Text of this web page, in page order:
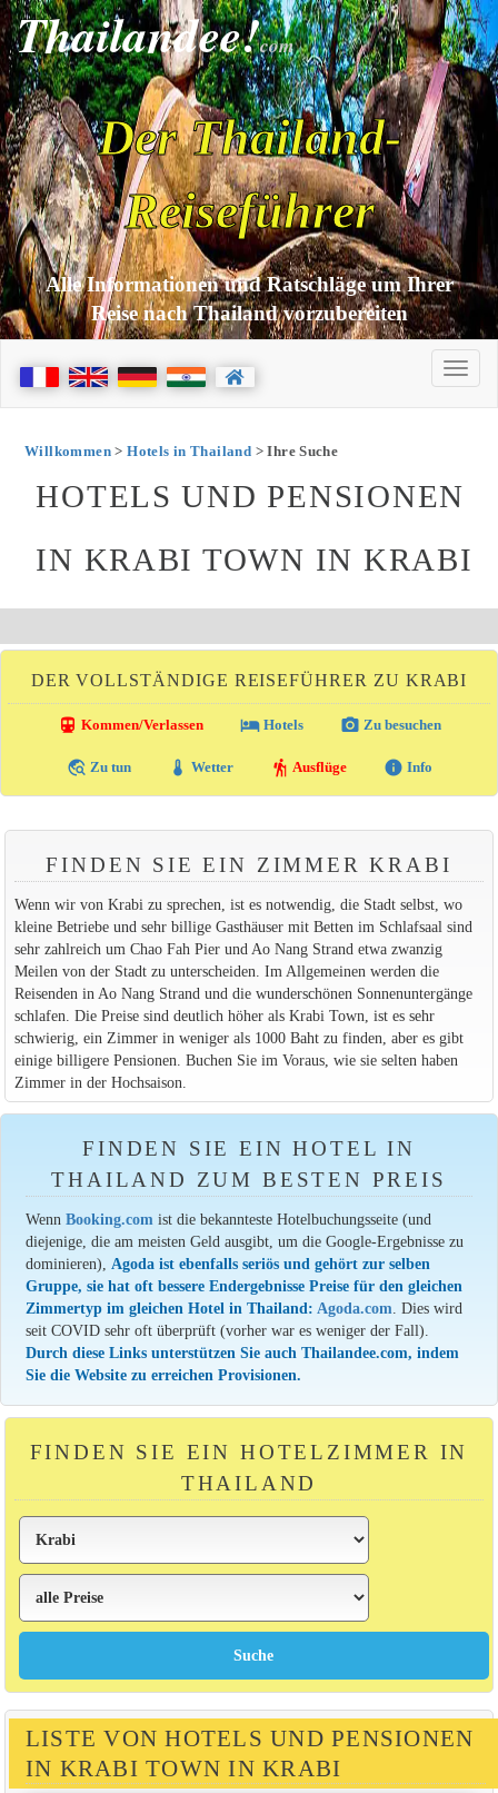
Thailandee!com
Der Thailand-
Reiseführer
Alle Informationen und Ratschläge um Ihrer
Reise nach Thailand vorzubereiten
Willkommen>Hotels in Thailand > Ihre Suche
HOTELS UND PENSIONEN
IN KRABI TOWN IN KRABI
DER VOLLSTÄNDIGE REISEFÜHRER ZU KRABI
directions_transit Kommen/Verlassen local_hotelHotels photo_camera Zu besuchen
travel_explore Zu tun thermostat Wetter hiking Ausflüge info Info
FINDEN SIE EIN ZIMMER KRABI
Wenn wir von Krabi zu sprechen, ist es notwendig, die Stadt selbst, wo
kleine Betriebe und sehr billige Gasthäuser mit Betten im Schlafsaal sind
sehr zahlreich um Chao Fah Pier und Ao Nang Strand etwa zwanzig
Meilen von der Stadt zu unterscheiden. Im Allgemeinen werden die
Reisenden in Ao Nang Strand und die wunderschönen Sonnenuntergänge
schlafen. Die Preise sind deutlich höher als Krabi Town, ist es sehr
schwierig, ein Zimmer in weniger als 1000 Baht zu finden, aber es gibt
einige billigere Pensionen. Buchen Sie im Voraus, wie sie selten haben
Zimmer in der Hochsaison.
FINDEN SIE EIN HOTEL IN
THAILAND ZUM BESTEN PREIS
WennBooking.comist die bekannteste Hotelbuchungsseite (und
diejenige, die am meisten Geld ausgibt, um die Google-Ergebnisse zu
dominieren), Agoda ist ebenfalls seriös und gehört zur selben
Gruppe, sie hat oft bessere Endergebnisse Preise für den gleichen
Zimmertyp im gleichen Hotel in Thailand: Agoda.com . Dies wird
seit COVID sehr oft überprüft (vorher war es weniger der Fall).
Durch diese Links unterstützen Sie auch Thailandee.com, indem
Sie die Website zu erreichen Provisionen.
FINDEN SIE EIN HOTELZIMMER IN
THAILAND
LISTE VON HOTELS UND PENSIONEN
IN KRABI TOWN IN KRABI